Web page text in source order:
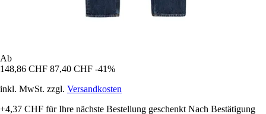
Ab
148,86 CHF 87,40 CHF -41%
inkl. MwSt. zzgl. Versandkosten
+4,37 CHF für Ihre nächste Bestellung geschenkt Nach Bestätigung